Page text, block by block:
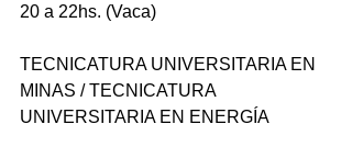
20 a 22hs. (Vaca)
TECNICATURA UNIVERSITARIA EN
MINAS / TECNICATURA
UNIVERSITARIA EN ENERGÍA